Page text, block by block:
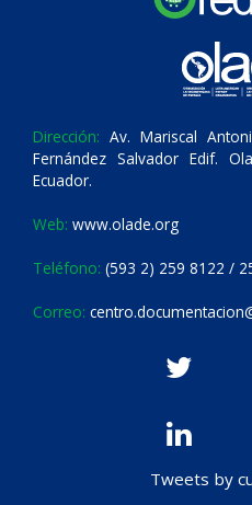
Dirección: Av. Mariscal
Fernández Salvador Edif.
Ecuador.
Web: www.olade.org
Teléfono: (593 2) 259 8122 /
Correo:
Tweets by